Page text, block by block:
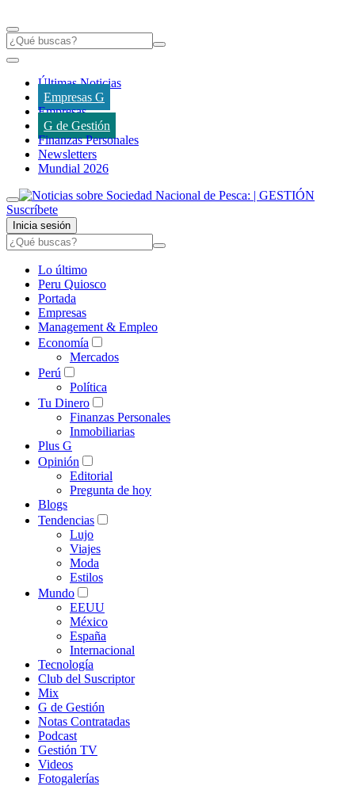
Últimas Noticias
Empresas G
Empresas
G de Gestión
Finanzas Personales
Newsletters
Mundial 2026
Suscríbete
Inicia sesión
Lo último
Peru Quiosco
Portada
Empresas
Management & Empleo
Economía
Mercados
Perú
Política
Tu Dinero
Finanzas Personales
Inmobiliarias
Plus G
Opinión
Editorial
Pregunta de hoy
Blogs
Tendencias
Lujo
Viajes
Moda
Estilos
Mundo
EEUU
México
España
Internacional
Tecnología
Club del Suscriptor
Mix
G de Gestión
Notas Contratadas
Podcast
Gestión TV
Videos
Fotogalerías